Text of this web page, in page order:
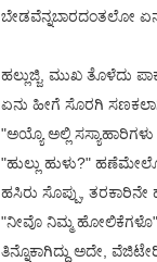
ಬೇಡವೆನ್ನಬಾರದಂತಲೋ
ಹಲ್ಲುಜ್ಜಿ, ಮುಖ ತೊಳೆದು
ಏನು ಹೀಗೆ ಸೊರಗಿ
"ಅಯ್ಯೊ ಅಲ್ಲಿ ಸಸ್ಯಾಹಾರಿಗಳು
"ಹುಲ್ಲು ಹುಳು?"
ಹಸಿರು ಸೊಪ್ಪು, ತರಕಾರಿನೇ
"ನೀವೊ ನಿಮ್ಮ ಹೋಲಿಕೆಗಳೊ"
ತಿನ್ನೊಕಾಗಿದ್ದು ಅದೇ,